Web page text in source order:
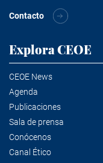
Contacto
Explora CEOE
CEOE News
Agenda
Publicaciones
Sala de prensa
Conócenos
Canal Ético